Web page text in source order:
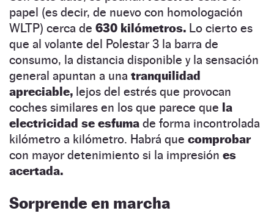
papel (es decir, de nuevo con homologación
WLTP) cerca de 630 kilómetros. Lo cierto es
que al volante del Polestar 3 la barra de
consumo, la distancia disponible y la sensación
general apuntan a una tranquilidad
apreciable, lejos del estrés que provocan
coches similares en los que parece que la
electricidad se esfuma de forma incontrolada
kilómetro a kilómetro. Habrá que comprobar
con mayor detenimiento si la impresión es
acertada.
Sorprende en marcha